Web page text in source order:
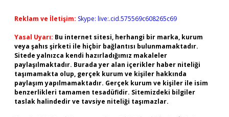
Reklam ve İletişim: Skype: live:.cid.575569c608265c69
Yasal Uyarı: Bu internet sitesi, herhangi bir marka, kurum
veya şahıs şirketi ile hiçbir bağlantısı bulunmamaktadır.
Sitede yalnızca kendi hazırladığımız makaleler
paylaşılmaktadır. Burada yer alan içerikler haber niteliği
taşımamakta olup, gerçek kurum ve kişiler hakkında
paylaşım yapılmamaktadır. Gerçek kurum ve kişiler ile isim
benzerlikleri tamamen tesadüfidir. Sitemizdeki bilgiler
taslak halindedir ve tavsiye niteliği taşımazlar.